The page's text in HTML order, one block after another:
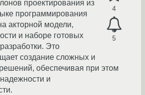
4
5
проектирования из
программирования
акторной модели,
и наборе готовых
Это
создание сложных и
обеспечивая при этом
и